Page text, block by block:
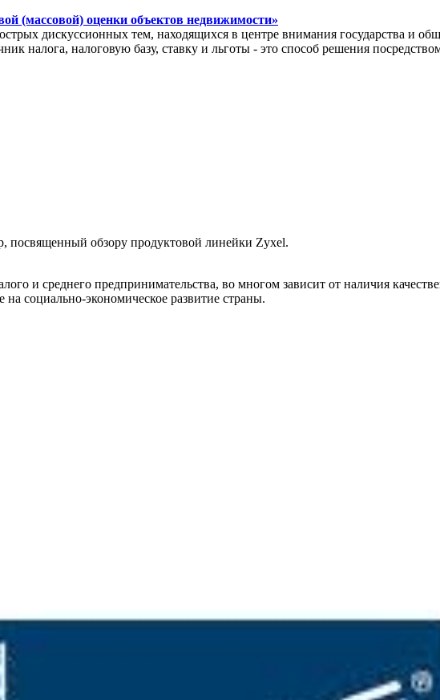
(массовой) оценки объектов недвижимости»
дискуссионных тем, находящихся в центре внимания государства и
налога, налоговую базу, ставку и льготы - это способ решения
посвященный обзору продуктовой линейки Zyxel.
и среднего предпринимательства, во многом зависит от наличия
социально-экономическое развитие страны.